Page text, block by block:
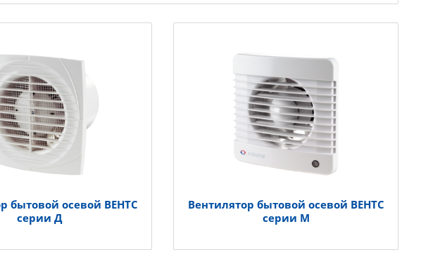
бытовой осевой ВЕНТС
серии Д
Вентилятор бытовой осевой ВЕНТС
серии М